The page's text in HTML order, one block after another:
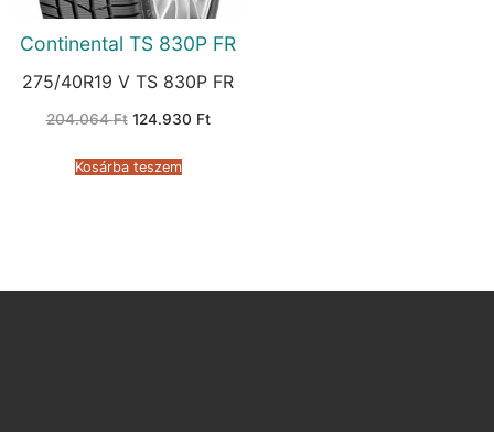
Continental TS 830P FR
275/40R19 V TS 830P FR
204.064Ft Original
204.064 Ft.
124.930 FtCurrent
Kosárba teszem